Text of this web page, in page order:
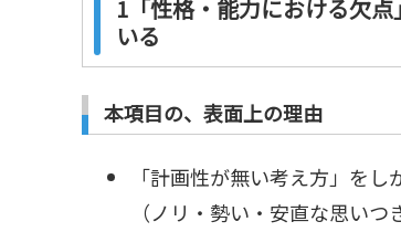
1「性格・能力における欠
いる
本項目の、表面上の理由
「計画性が無い考え方」をし
（ノリ・勢い・安直な思い